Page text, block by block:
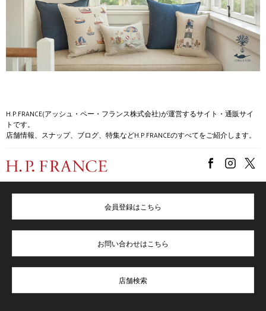
H.P.FRANCE(アッシュ・ペー・フランス株式会社)が運営するサイト・通販サイ
トです。
店舗情報、スナップ、ブログ、特集などH.P.FRANCEのすべてをご紹介します。
会員登録はこちら
お問い合わせはこちら
店舗検索